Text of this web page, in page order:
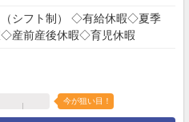
（シフト制） ◇有給休暇◇夏季
産前産後休暇◇育児休暇
今が狙い目！